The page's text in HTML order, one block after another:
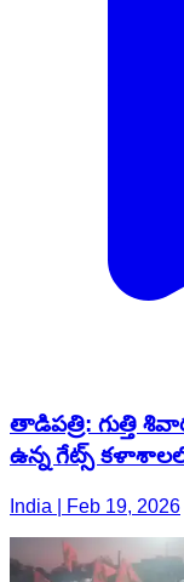
తాడిపత్రి: గుత్తి
ఉన్న గేట్స్
India | Feb 19, 2026